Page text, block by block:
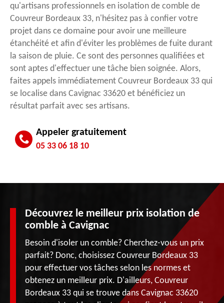
qu'artisans professionnels en isolation de comble de
Couvreur Bordeaux 33, n'hésitez pas à confier votre
projet dans ce domaine pour avoir une meilleure
étanchéité et afin d'éviter les problèmes de fuite durant
la saison de pluie. Ce sont des personnes qualifiées et
sont aptes d'effectuer une tâche bien soignée. Alors,
faites appels immédiatement Couvreur Bordeaux 33 qui
se localise dans Cavignac 33620 et bénéficiez un
résultat parfait avec ses artisans.
Appeler gratuitement
05 33 06 18 10
Découvrez le meilleur prix isolation de
comble à Cavignac
Besoin d'isoler un comble? Cherchez-vous un prix
parfait? Donc, choisissez Couvreur Bordeaux 33
pour effectuer vos tâches selon les normes et
obtenez un meilleur prix. D'ailleurs, Couvreur
Bordeaux 33 qui se trouve dans Cavignac 33620